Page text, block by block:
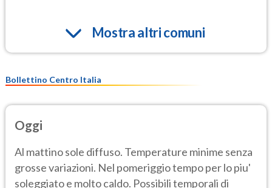
Mostra altri comuni
Bollettino Centro Italia
Oggi
Al mattino sole diffuso. Temperature minime senza
grosse variazioni. Nel pomeriggio tempo per lo piu'
soleggiato e molto caldo. Possibili temporali di